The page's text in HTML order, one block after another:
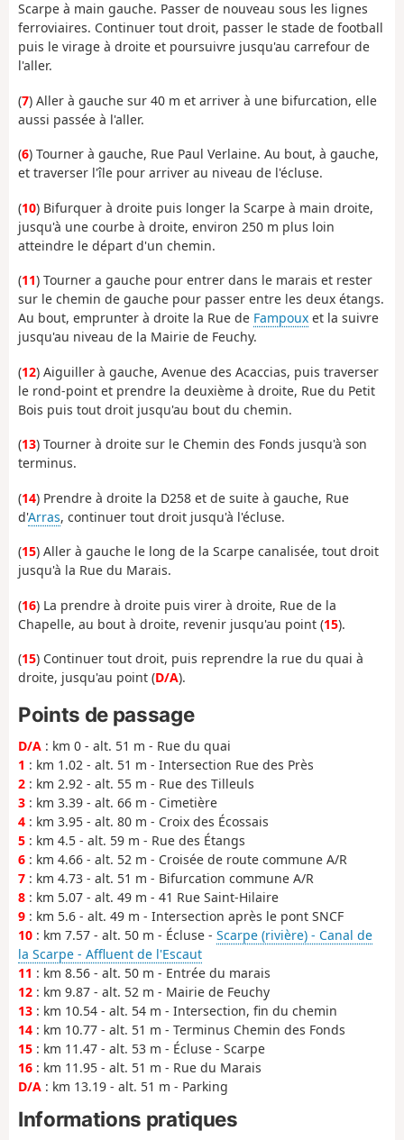
Scarpe à main gauche. Passer de nouveau sous les lignes
ferroviaires. Continuer tout droit, passer le stade de football
puis le virage à droite et poursuivre jusqu'au carrefour de
l'aller.
(7) Aller à gauche sur 40 m et arriver à une bifurcation, elle
aussi passée à l'aller.
(6) Tourner à gauche, Rue Paul Verlaine. Au bout, à gauche,
et traverser l'île pour arriver au niveau de l'écluse.
(10) Bifurquer à droite puis longer la Scarpe à main droite,
jusqu'à une courbe à droite, environ 250 m plus loin
atteindre le départ d'un chemin.
(11) Tourner a gauche pour entrer dans le marais et rester
sur le chemin de gauche pour passer entre les deux étangs.
Au bout, emprunter à droite la Rue de Fampoux et la suivre
jusqu'au niveau de la Mairie de Feuchy.
(12) Aiguiller à gauche, Avenue des Acaccias, puis traverser
le rond-point et prendre la deuxième à droite, Rue du Petit
Bois puis tout droit jusqu'au bout du chemin.
(13) Tourner à droite sur le Chemin des Fonds jusqu'à son
terminus.
(14) Prendre à droite la D258 et de suite à gauche, Rue
d'Arras, continuer tout droit jusqu'à l'écluse.
(15) Aller à gauche le long de la Scarpe canalisée, tout droit
jusqu'à la Rue du Marais.
(16) La prendre à droite puis virer à droite, Rue de la
Chapelle, au bout à droite, revenir jusqu'au point (15).
(15) Continuer tout droit, puis reprendre la rue du quai à
droite, jusqu'au point (D/A).
Points de passage
D/A : km 0 - alt. 51 m - Rue du quai
1 : km 1.02 - alt. 51 m - Intersection Rue des Près
2 : km 2.92 - alt. 55 m - Rue des Tilleuls
3 : km 3.39 - alt. 66 m - Cimetière
4 : km 3.95 - alt. 80 m - Croix des Écossais
5 : km 4.5 - alt. 59 m - Rue des Étangs
6 : km 4.66 - alt. 52 m - Croisée de route commune A/R
7 : km 4.73 - alt. 51 m - Bifurcation commune A/R
8 : km 5.07 - alt. 49 m - 41 Rue Saint-Hilaire
9 : km 5.6 - alt. 49 m - Intersection après le pont SNCF
10 : km 7.57 - alt. 50 m - Écluse - Scarpe (rivière) - Canal de
la Scarpe - Affluent de l'Escaut
11 : km 8.56 - alt. 50 m - Entrée du marais
12 : km 9.87 - alt. 52 m - Mairie de Feuchy
13 : km 10.54 - alt. 54 m - Intersection, fin du chemin
14 : km 10.77 - alt. 51 m - Terminus Chemin des Fonds
15 : km 11.47 - alt. 53 m - Écluse - Scarpe
16 : km 11.95 - alt. 51 m - Rue du Marais
D/A : km 13.19 - alt. 51 m - Parking
Informations pratiques